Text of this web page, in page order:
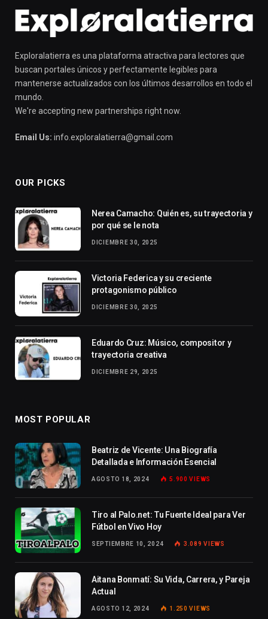
Exploralatierra es una plataforma atractiva para lectores que
buscan portales únicos y perfectamente legibles para
mantenerse actualizados con los últimos desarrollos en todo el
mundo.
We're accepting new partnerships right now.
Email Us: info.exploralatierra@gmail.com
OUR PICKS
Nerea Camacho: Quién es, su trayectoria y
por qué se le nota
DICIEMBRE 30, 2025
Victoria Federica y su creciente
protagonismo público
DICIEMBRE 30, 2025
Eduardo Cruz: Músico, compositor y
trayectoria creativa
DICIEMBRE 29, 2025
MOST POPULAR
Beatriz de Vicente: Una Biografía
Detallada e Información Esencial
AGOSTO 18, 2024 5.900VIEWS
Tiro al Palo.net: Tu Fuente Ideal para Ver
Fútbol en Vivo Hoy
SEPTIEMBRE 10, 2024 3.089VIEWS
Aitana Bonmatí: Su Vida, Carrera, y Pareja
Actual
AGOSTO 12, 2024 1.250VIEWS